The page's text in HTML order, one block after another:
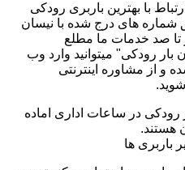
با بهترین باربری رودکی
شماره های درج شده با نیسان
تا صد خدمات ما مطلع
رودکی" میتوانید وارد وب
و از مشاوره اینترنتی
در ساعات اداری اماده
هستند.
باربری ها